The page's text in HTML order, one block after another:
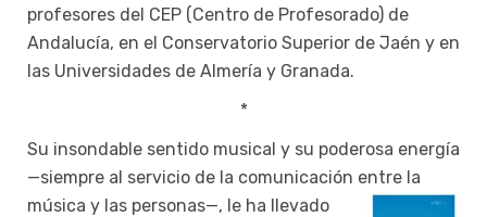
profesores del CEP (Centro de Profesorado) de
Andalucía, en el Conservatorio Superior de Jaén y en
las Universidades de Almería y Granada.
*
Su insondable sentido musical y su poderosa energía
—siempre al servicio de la comunicación entre la
música y las personas—, le ha llevado